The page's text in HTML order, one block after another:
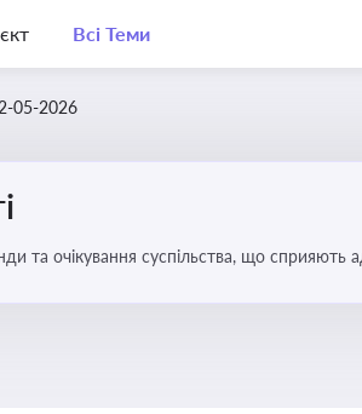
Всі Теми
05-2026
та очікування суспільства, що сприяють